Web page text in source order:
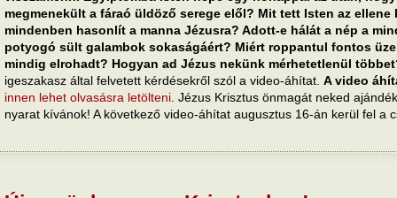
megmenekült a fáraó üldöző serege elől? Mit tett Isten az
mindenben hasonlít a manna Jézusra? Adott-e hálát a nép a
potyogó sült galambok sokaságáért? Miért roppantul fontos
mindig elrohadt? Hogyan ad Jézus nekünk mérhetetlenül
igeszakasz által felvetett kérdésekről szól a video-áhítat. A video
innen lehet olvasásra letölteni . Jézus Krisztus önmagát neked
nyarat kívánok! A következő video-áhítat augusztus 16-án kerül fel a